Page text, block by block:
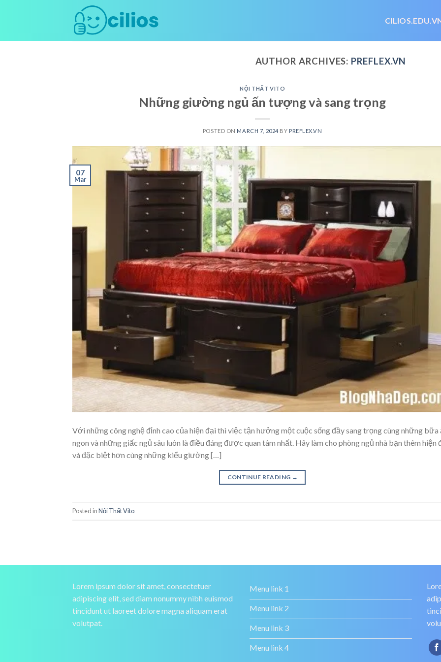
AUTHOR ARCHIVES: PREFLEX.VN
NỘI THẤT VITO
Những giường ngủ ấn tượng và sang trọng
POSTED ON MARCH 7, 2024 BY PREFLEX.VN
07
Mar
Với những công nghệ đỉnh cao của hiện đại thì việc tận hưởng một cuộc sống đầy sang trọng cùng những bữa
ngon và những giấc ngủ sâu luôn là điều đáng được quan tâm nhất. Hãy làm cho phòng ngủ nhà bạn thêm hiện
và đặc biệt hơn cùng những kiểu giường […]
CONTINUE READING →
Posted inNội Thất Vito
Lorem ipsum dolor sit amet, consectetuer
adipiscing elit, sed diam nonummy nibh euismod
tincidunt ut laoreet dolore magna aliquam erat
volutpat.
Menu link 1
Menu link 2
Menu link 3
Menu link 4